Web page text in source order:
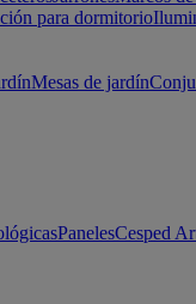
para dormitorio
Mesas de jardín
PanelesCesped